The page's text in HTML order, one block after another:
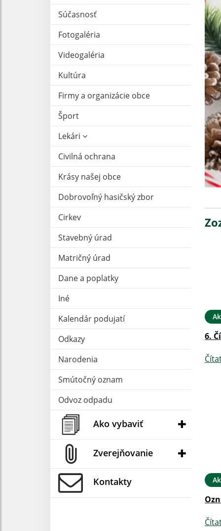
Súčasnosť
Fotogaléria
Videogaléria
Kultúra
Firmy a organizácie obce
Šport
Lekári
Civilná ochrana
Krásy našej obce
Dobrovoľný hasičský zbor
Cirkev
Stavebný úrad
Matričný úrad
Dane a poplatky
Iné
Kalendár podujatí
Odkazy
Narodenia
Smútočný oznam
Odvoz odpadu
Ako vybaviť
Zverejňovanie
Kontakty
6.